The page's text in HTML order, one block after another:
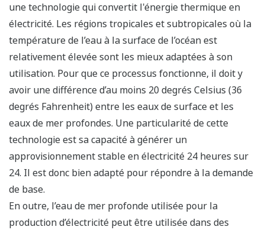
une technologie qui convertit l'énergie thermique en
électricité. Les régions tropicales et subtropicales où la
température de l’eau à la surface de l’océan est
relativement élevée sont les mieux adaptées à son
utilisation. Pour que ce processus fonctionne, il doit y
avoir une différence d’au moins 20 degrés Celsius (36
degrés Fahrenheit) entre les eaux de surface et les
eaux de mer profondes. Une particularité de cette
technologie est sa capacité à générer un
approvisionnement stable en électricité 24 heures sur
24. Il est donc bien adapté pour répondre à la demande
de base.
En outre, l’eau de mer profonde utilisée pour la
production d’électricité peut être utilisée dans des